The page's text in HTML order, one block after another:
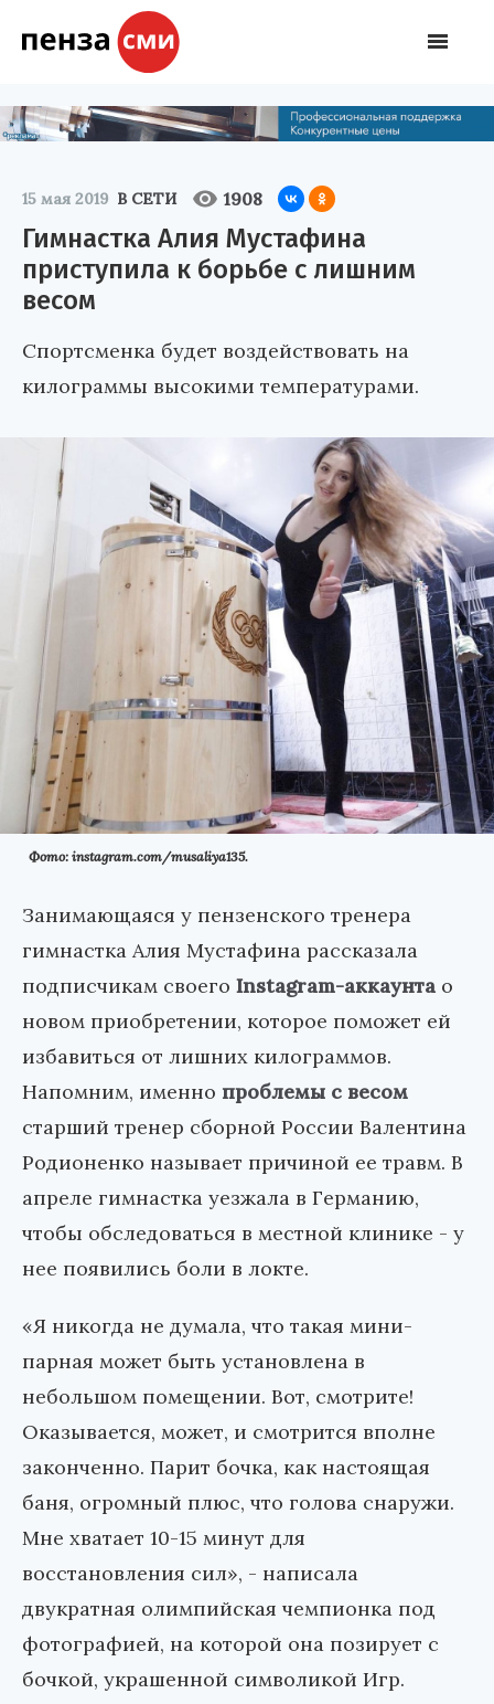
15 мая 2019 В СЕТИ 1908
Гимнастка Алия Мустафина
приступила к борьбе с лишним
весом
Спортсменка будет воздействовать на
килограммы высокими температурами.
Фото: instagram.com/musaliya135.
Занимающаяся у пензенского тренера
гимнастка Алия Мустафина рассказала
подписчикам своего Instagram-аккаунта о
новом приобретении, которое поможет ей
избавиться от лишних килограммов.
Напомним, именно проблемы с весом
старший тренер сборной России Валентина
Родионенко называет причиной ее травм. В
апреле гимнастка уезжала в Германию,
чтобы обследоваться в местной клинике - у
нее появились боли в локте.
«Я никогда не думала, что такая мини-
парная может быть установлена в
небольшом помещении. Вот, смотрите!
Оказывается, может, и смотрится вполне
законченно. Парит бочка, как настоящая
баня, огромный плюс, что голова снаружи.
Мне хватает 10-15 минут для
восстановления сил», - написала
двукратная олимпийская чемпионка под
фотографией, на которой она позирует с
бочкой, украшенной символикой Игр.